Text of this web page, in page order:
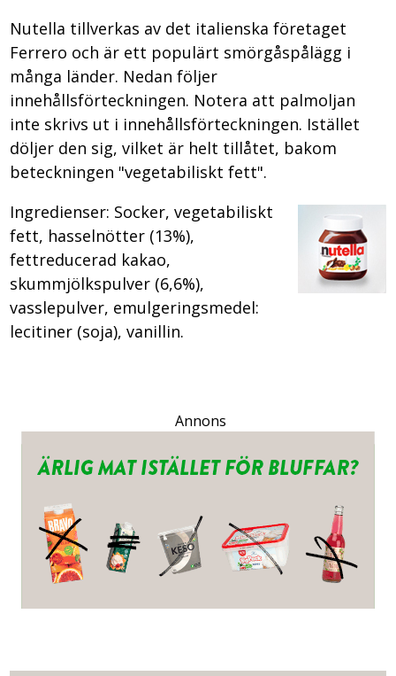
Nutella tillverkas av det italienska företaget
Ferrero och är ett populärt smörgåspålägg i
många länder. Nedan följer
innehållsförteckningen. Notera att palmoljan
inte skrivs ut i innehållsförteckningen. Istället
döljer den sig, vilket är helt tillåtet, bakom
beteckningen "vegetabiliskt fett".
Ingredienser: Socker, vegetabiliskt
fett, hasselnötter (13%),
fettreducerad kakao,
skummjölkspulver (6,6%),
vasslepulver, emulgeringsmedel:
lecitiner (soja), vanillin.
Annons